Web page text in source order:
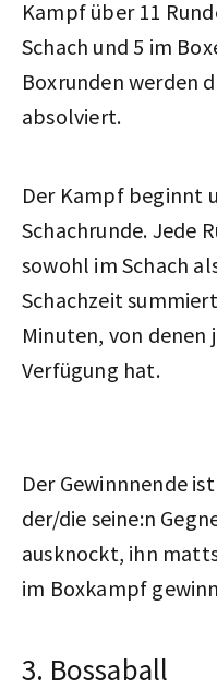
Kampf über 11
Schach und 5 im
Boxrunden werden
absolviert.
Der Kampf beginnt
Schachrunde. Jede
sowohl im Schach
Schachzeit
Minuten, von denen
Verfügung hat.
Der Gewinnnende
der/die seine:n
ausknockt, ihn
im Boxkampf
3. Bossaball